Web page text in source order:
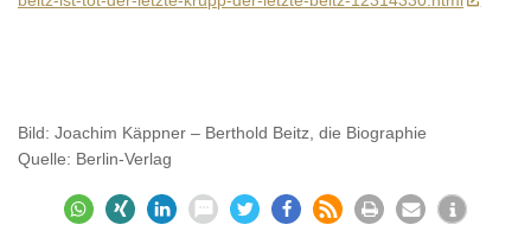
Bild: Joachim Käppner – Berthold Beitz, die Biographie
Quelle: Berlin-Verlag